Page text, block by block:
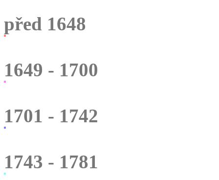
před 1648
1649 - 1700
1701 - 1742
1743 - 1781